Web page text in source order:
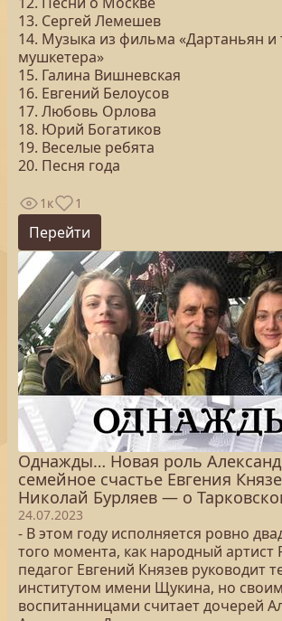
13. Сергей Лемешев
14. Музыка из фильма «Дартаньян и
мушкетера»
15. Галина Вишневская
16. Евгений Белоусов
17. Любовь Орлова
18. Юрий Богатиков
19. Веселые ребята
20. Песня года
1к 1
Перейти
Однажды… Новая роль
семейное счастье Евгения
Николай Бурляев — о
24.07.2023
- В этом году исполняется ровно
того момента, как народный артист
педагог Евгений Князев руководит
институтом имени Щукина, но
воспитанницами считает дочерей